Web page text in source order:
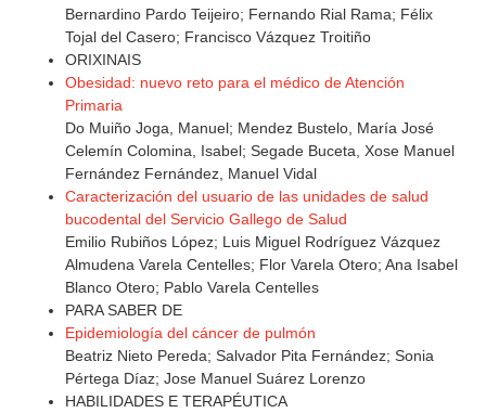
Bernardino Pardo Teijeiro; Fernando Rial Rama; Félix
Tojal del Casero; Francisco Vázquez Troitiño
ORIXINAIS
Obesidad: nuevo reto para el médico de Atención
Primaria
Do Muiño Joga, Manuel; Mendez Bustelo, María José
Celemín Colomina, Isabel; Segade Buceta, Xose Manuel
Fernández Fernández, Manuel Vidal
Caracterización del usuario de las unidades de salud
bucodental del Servicio Gallego de Salud
Emilio Rubiños López; Luis Miguel Rodríguez Vázquez
Almudena Varela Centelles; Flor Varela Otero; Ana Isabel
Blanco Otero; Pablo Varela Centelles
PARA SABER DE
Epidemiología del cáncer de pulmón
Beatriz Nieto Pereda; Salvador Pita Fernández; Sonia
Pértega Díaz; Jose Manuel Suárez Lorenzo
HABILIDADES E TERAPÉUTICA